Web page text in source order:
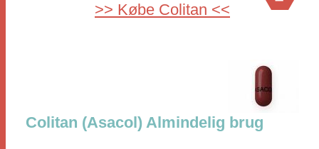
>> Købe Colitan <<
Colitan (Asacol) Almindelig brug